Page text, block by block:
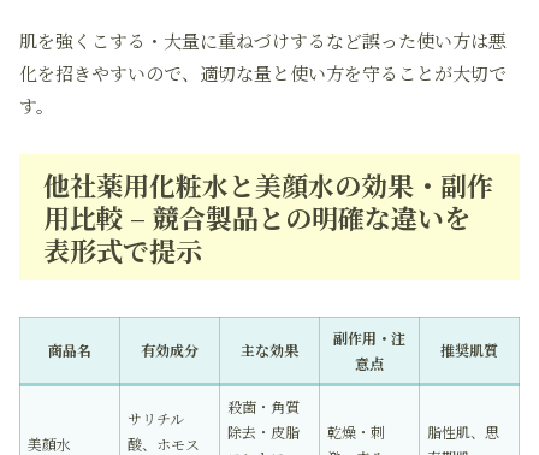
肌を強くこする・大量に重ねづけするなど誤った使い方は悪
化を招きやすいので、適切な量と使い方を守ることが大切で
す。
他社薬用化粧水と美顔水の効果・副作
用比較 – 競合製品との明確な違いを
表形式で提示
商品名 有効成分 主な効果
副作用・注
意点
推奨肌質
美顔水
サリチル
酸、ホモス
殺菌・角質
除去・皮脂
乾燥・刺
脂性肌、思